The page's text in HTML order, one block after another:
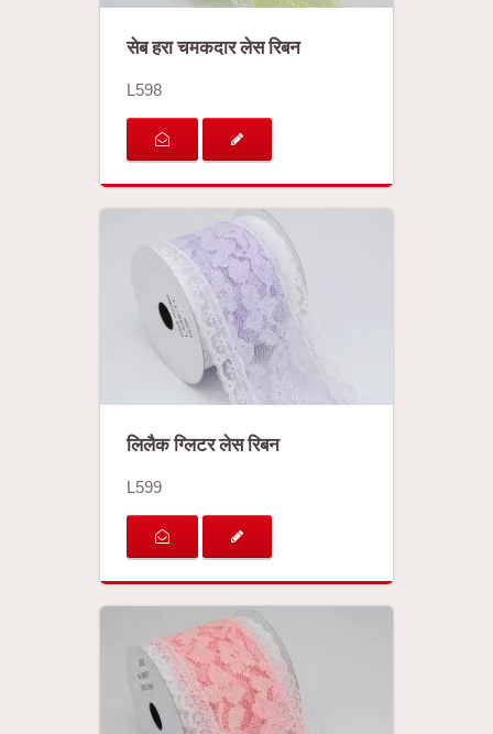
सेब हरा चमकदार लेस रिबन
L598
लिलैक ग्लिटर लेस रिबन
L599